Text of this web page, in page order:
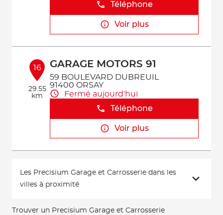
Téléphone
Voir plus
16
29.55
km
GARAGE MOTORS 91
59 BOULEVARD DUBREUIL
91400 ORSAY
Fermé aujourd'hui
Téléphone
Voir plus
Les Precisium Garage et Carrosserie dans les
villes à proximité
Trouver un Precisium Garage et Carrosserie